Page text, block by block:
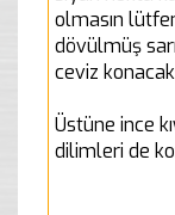
olmasın
dövülmüş
ceviz
Üstüne ince
dilimleri de